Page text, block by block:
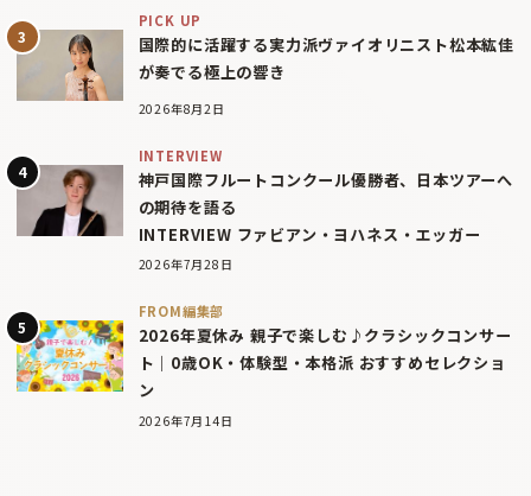
PICK UP
国際的に活躍する実力派ヴァイオリニスト松本紘佳
が奏でる極上の響き
2026年8月2日
INTERVIEW
神戸国際フルートコンクール優勝者、日本ツアーへ
の期待を語る
INTERVIEW ファビアン・ヨハネス・エッガー
2026年7月28日
FROM編集部
2026年夏休み 親子で楽しむ♪クラシックコンサー
ト｜0歳OK・体験型・本格派 おすすめセレクショ
ン
2026年7月14日